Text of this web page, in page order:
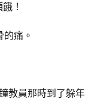
！
痛。
教員那時到了躲年